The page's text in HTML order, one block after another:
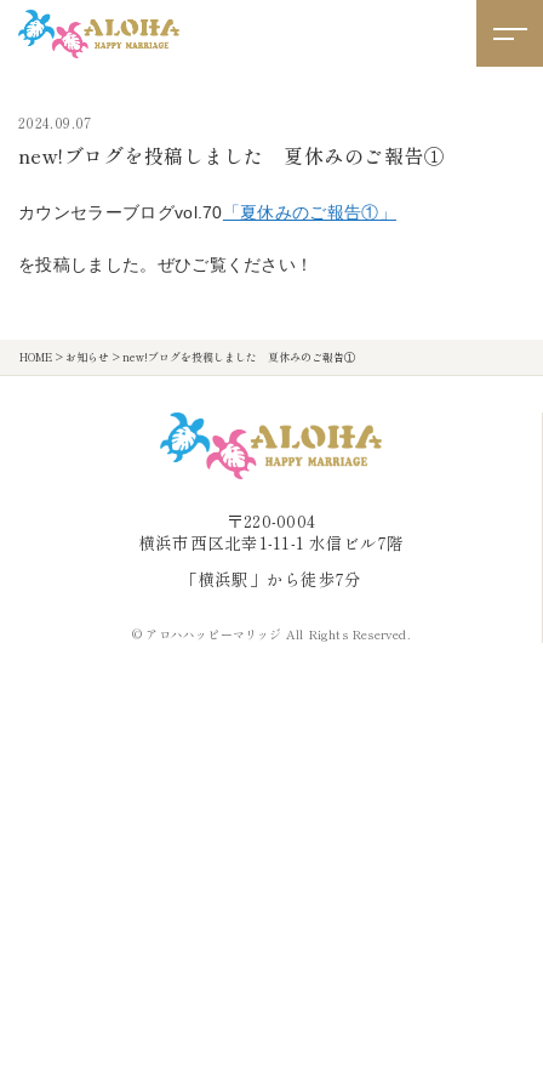
2024.09.07
new!ブログを投稿しました 夏休みのご報告①
カウンセラーブログvol.70 「夏休みのご報告①」
を投稿しました。ぜひご覧ください！
HOME> お知らせ >new!ブログを投稿しました 夏休みのご報告①
〒220-0004
横浜市西区北幸1-11-1 水信ビル7階
「横浜駅」から徒歩7分
© アロハハッピーマリッジ All Rights Reserved.